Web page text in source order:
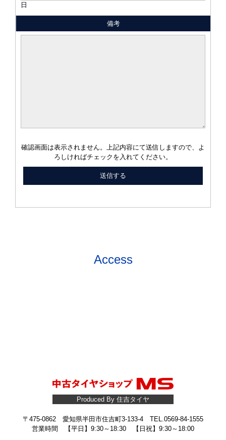
日
備考
確認画面は表示されません。上記内容にて送信しますので、よ
ろしければチェックを入れてください。
Access
Produced By 住吉タイヤ
〒475-0862 愛知県半田市住吉町3-133-4 TEL.0569-84-1555
営業時間 【平日】9:30～18:30 【日祝】9:30～18:00